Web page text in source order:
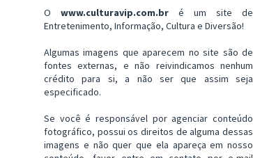
O www.culturavip.com.br é um site de
Entretenimento, Informação, Cultura e Diversão!
Algumas imagens que aparecem no site são de
fontes externas, e não reivindicamos nenhum
crédito para si, a não ser que assim seja
especificado.
Se você é responsável por agenciar conteúdo
fotográfico, possui os direitos de alguma dessas
imagens e não quer que ela apareça em nosso